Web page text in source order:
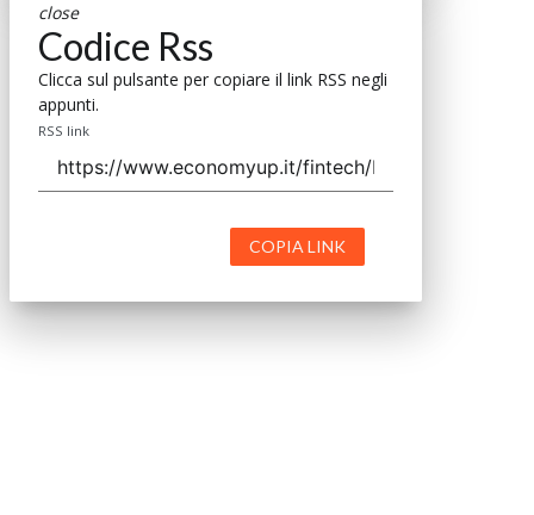
close
Codice Rss
Clicca sul pulsante per copiare il link RSS negli
appunti.
RSS link
COPIA LINK